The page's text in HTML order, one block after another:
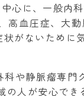
心に、一般内
高血圧症、大
がないために
や静脈瘤専
の人が安心で